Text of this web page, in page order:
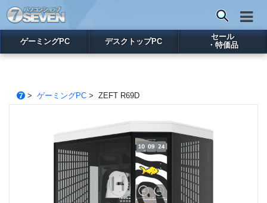
ゲーミングPC デスクトップPC
セール
・特価品
> ゲーミングPC> ZEFT R69D